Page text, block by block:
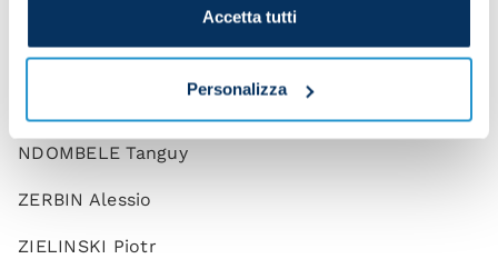
Accetta tutti
Personalizza
GAETANO Gianluca
NDOMBELE Tanguy
ZERBIN Alessio
ZIELINSKI Piotr